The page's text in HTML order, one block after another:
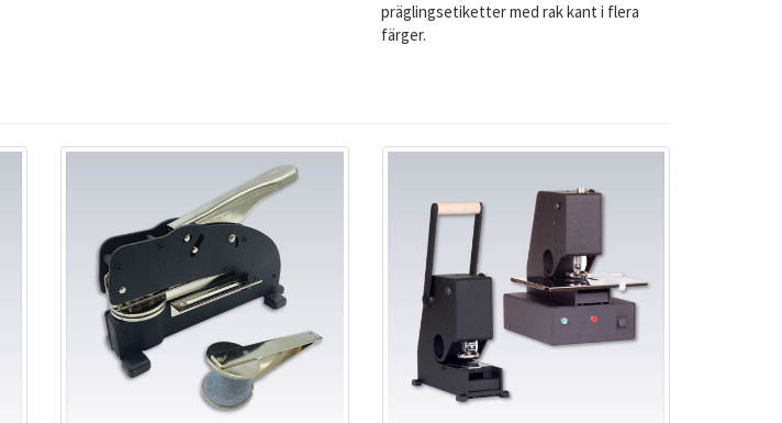
präglingsetiketter med rak kant i flera
färger.